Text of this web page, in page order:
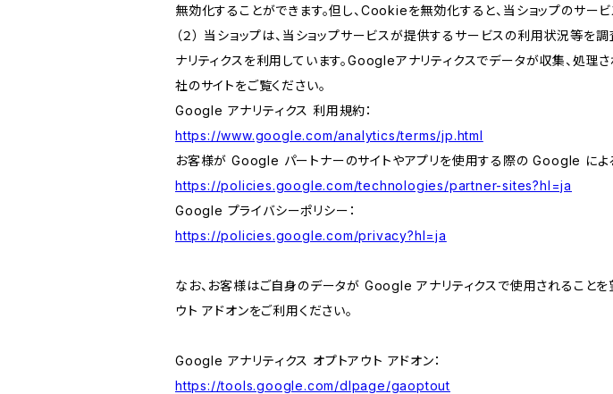
無効化することができます。但し、Cookieを無効化すると、当ショップのサ
（２） 当ショップは、当ショップサービスが提供するサービスの利用状況
ナリティクスを利用しています。Googleアナリティクスでデータが収集、処
社のサイトをご覧ください。
Google アナリティクス 利用規約：
https://www.google.com/analytics/terms/jp.html
お客様が Google パートナーのサイトやアプリを使用する際の Google によ
https://policies.google.com/technologies/partner-sites?hl=ja
Google プライバシーポリシー：
https://policies.google.com/privacy?hl=ja
なお、お客様はご自身のデータが Google アナリティクスで使用されるこ
ウト アドオンをご利用ください。
Google アナリティクス オプトアウト アドオン：
https://tools.google.com/dlpage/gaoptout